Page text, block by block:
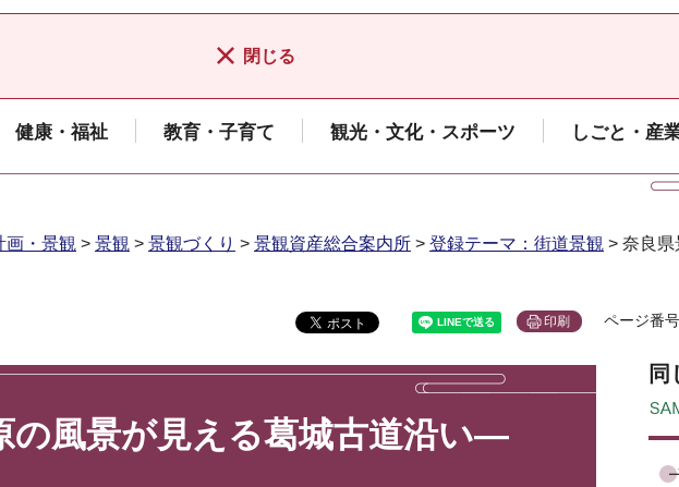
閉じる
健康・福祉 教育・子育て 観光・文化・スポーツ しごと・産
画・景観 > 景観 > 景観づくり > 景観資産総合案内所 > 登録テーマ：街道景観 > 奈良
印刷 ページ番
風景が見える葛城古道沿い―
同